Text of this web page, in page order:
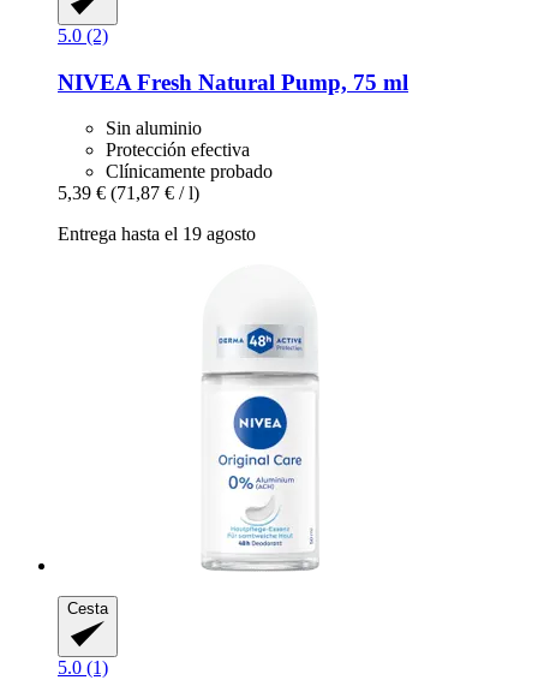
5.0 (2)
NIVEA Fresh Natural Pump, 75 ml
Sin aluminio
Protección efectiva
Clínicamente probado
5,39 € (71,87 € / l)
Entrega hasta el 19 agosto
Cesta
5.0 (1)